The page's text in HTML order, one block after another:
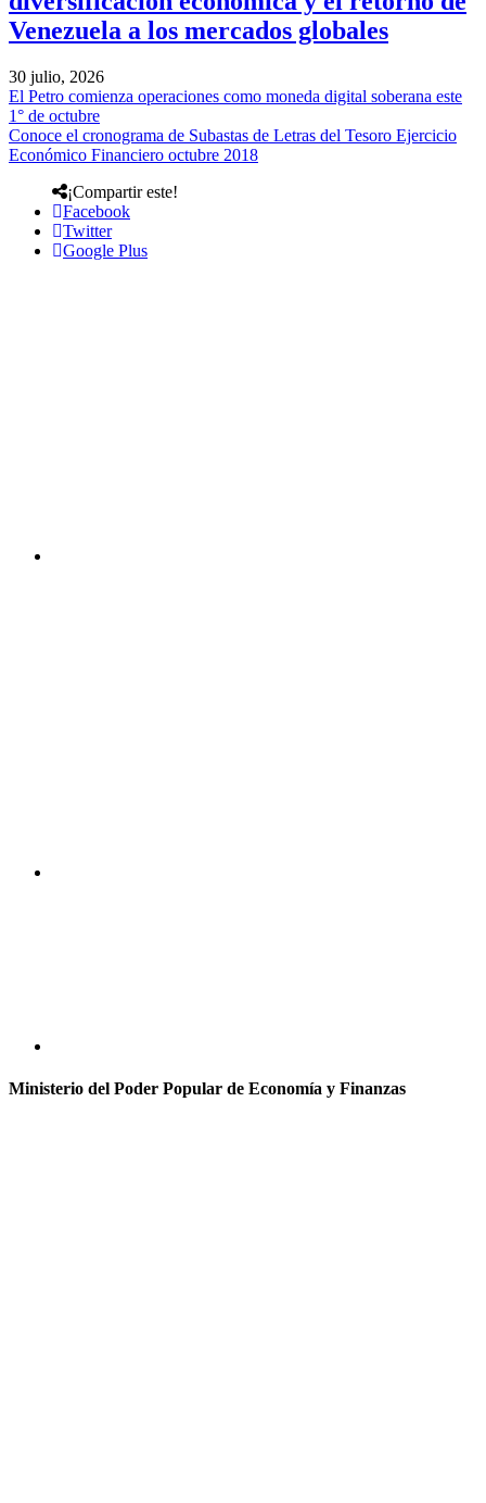
Venezuela a los mercados globales
30 julio, 2026
El Petro comienza operaciones como moneda digital soberana este
1° de octubre
Conoce el cronograma de Subastas de Letras del Tesoro Ejercicio
Económico Financiero octubre 2018
¡Compartir este!
Facebook
Twitter
Google Plus
Ministerio del Poder Popular de Economía y Finanzas